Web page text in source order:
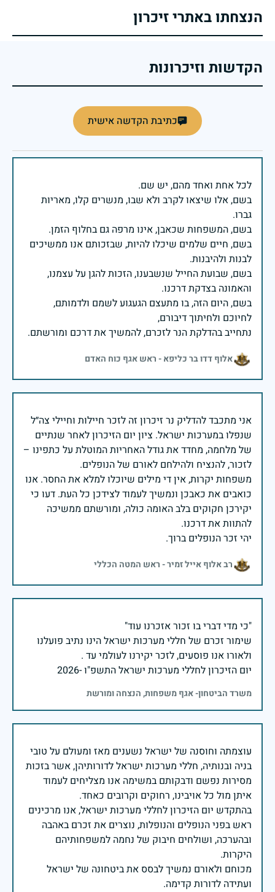
הנצחתו באתרי זיכרון
הקדשות וזיכרונות
כתיבת הקדשה אישית
בשם, אלו שיצאו לקרב ולא שבו, מנשרים קלו, מאריות
בשם, חיים שלמים שיכלו להיות, שבזכותם אנו ממשיכים
בשם, שבועת החייל שנשבענו, הזכות להגן על עצמנו,
בשם, היום הזה, בו מתעצם הגעגוע לשמם ולדמותם,
נתחייב בהדלקת הנר לזכרם, להמשיך את דרכם ומורשתם.
אלוף דדו בר כליפא - ראש אגף כוח האדם
אני מתכבד להדליק נר זיכרון זה לזכר חיילות וחיילי צה״ל
שנפלו במערכות ישראל. ציון יום הזיכרון לאחר שנתיים
של מלחמה, מחדד את גודל האחריות המוטלת על כתפינו –
משפחות יקרות, אין די מילים שיוכלו למלא את החסר. אנו
כואבים את כאבכן ונמשיך לעמוד לצידכן כל העת. דעו כי
יקירכן חקוקים בלב האומה כולה, ומורשתם ממשיכה
יהי זכר הנופלים ברוך.
רב אלוף אייל זמיר - ראש המטה הכללי
שימור זכרם של חללי מערכות ישראל הינו נתיב פועלנו
יום הזיכרון לחללי מערכות ישראל התשפ"ו -2026
משרד הביטחון- אגף משפחות, הנצחה ומורשת
עוצמתה וחוסנה של ישראל נשענים מאז ומעולם על טובי
בניה ובנותיה, חללי מערכות ישראל לדורותיהן, אשר בזכות
מסירות נפשם ודבקותם במשימה אנו מצליחים לעמוד
בהתקדש יום הזיכרון לחללי מערכות ישראל, אנו מרכינים
ראש בפני הנופלים והנופלות, נוצרים את זכרם באהבה
ובהערכה, ושולחים חיבוק של נחמה למשפחותיהם
מכוחם ולאורם נמשיך לבסס את ביטחונה של ישראל
ועתידה לדורות קדימה.